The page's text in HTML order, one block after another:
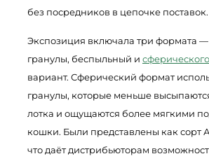
без посредников в цепочке поставок.
Экспозиция включала три формата
гранулы, беспыльный и
вариант. Сферический формат
гранулы, которые меньше
лотка и ощущаются более мягкими
кошки. Были представлены как сорт
что даёт дистрибьюторам